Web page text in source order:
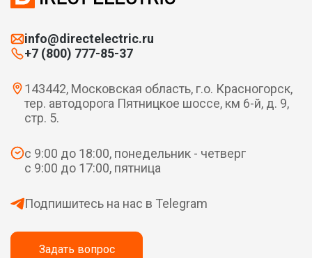
info@directelectric.ru
+7 (800) 777-85-37
143442, Московская область, г.о. Красногорск,
тер. автодорога Пятницкое шоссе, км 6-й, д. 9,
стр. 5.
с 9:00 до 18:00, понедельник - четверг
с 9:00 до 17:00, пятница
Подпишитесь на нас в Telegram
Задать вопрос